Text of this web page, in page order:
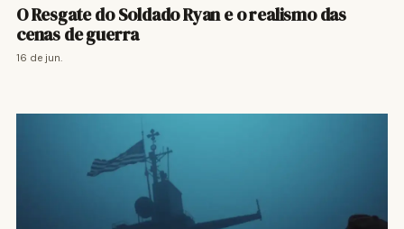
O Resgate do Soldado Ryan e o realismo das
cenas de guerra
16 de jun.